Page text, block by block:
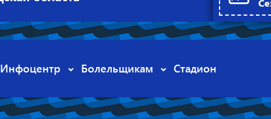
Инфоцентр Болельщикам Стадион